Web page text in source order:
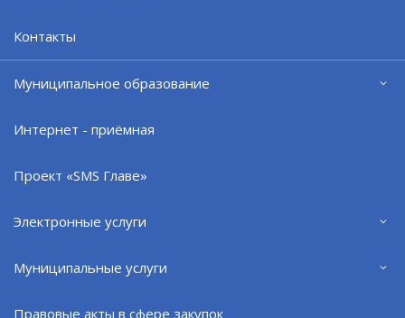
Контакты
Муниципальное образование
Интернет - приёмная
Проект «SMS Главе»
Электронные услуги
Муниципальные услуги
Правовые акты в сфере закупок
В День физкультурника - на тренировку!